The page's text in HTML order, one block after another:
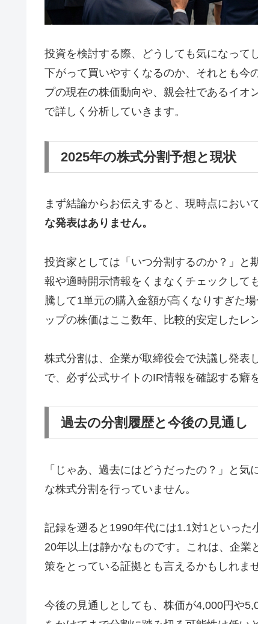
投資を検討する際、どうしても気になって
下がって買いやすくなるのか、それとも今
プの現在の株価動向や、親会社であるイオ
で詳しく分析していきます。
2025年の株式分割予想と現状
まず結論からお伝えすると、現時点におい
な発表はありません。
投資家としては「いつ分割するのか？」と
報や適時開示情報をくまなくチェックして
騰して1単元の購入金額が高くなりすぎた
ップの株価はここ数年、比較的安定したレ
株式分割は、企業が取締役会で決議し発表
で、必ず公式サイトのIR情報を確認する癖
過去の分割履歴と今後の見通し
「じゃあ、過去にはどうだったの？」と
な株式分割を行っていません。
記録を遡ると1990年代には1.1対1といっ
20年以上は静かなものです。これは、企
策をとっている証拠とも言えるかもしれませ
今後の見通しとしても、株価が4,000円や